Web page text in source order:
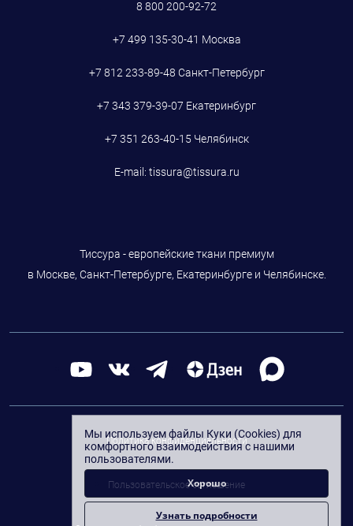
8 800 200-92-72
+7 499 135-30-41 Москва
+7 812 233-89-48 Санкт-Петербург
+7 343 379-39-07 Екатеринбург
+7 351 263-40-15 Челябинск
E-mail: tissura@tissura.ru
Тиссура - европейские ткани премиум
в Москве, Санкт-Петербурге, Екатеринбурге и Челябинске.
Политика конфиденциальности
Пользовательское соглашение
Мы используем файлы Куки (Cookies) для
комфортного взаимодействия с нашими
пользователями.
Хорошо
Узнать подробности